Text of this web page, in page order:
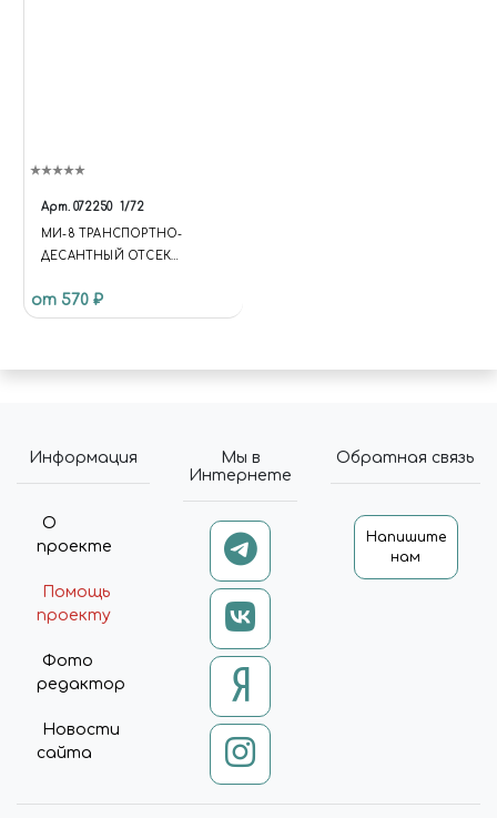
Арт. 072250 1/72
МИ-8 ТРАНСПОРТНО-
ДЕСАНТНЫЙ ОТСЕК
от 570 ₽
Информация
О
проекте
Помощь
проекту
Фото
редактор
Новости
сайта
Мы в
Интернете
Обратная связь
Напишите
нам